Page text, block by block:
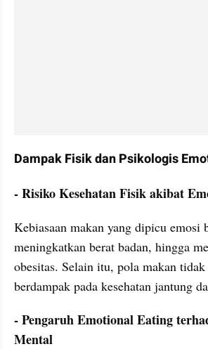
Dampak Fisik dan Psikologis
- Risiko Kesehatan Fisik akibat
Kebiasaan makan yang dipicu emosi
meningkatkan berat badan, hingga
obesitas. Selain itu, pola makan
berdampak pada kesehatan jantung
- Pengaruh Emotional Eating
Mental